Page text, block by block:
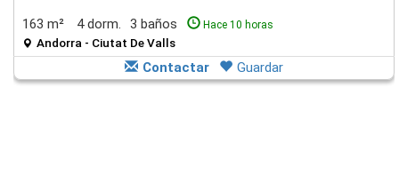
163 m² 4 dorm. 3 baños Hace 10 horas
Andorra - Ciutat De Valls
Contactar Guardar